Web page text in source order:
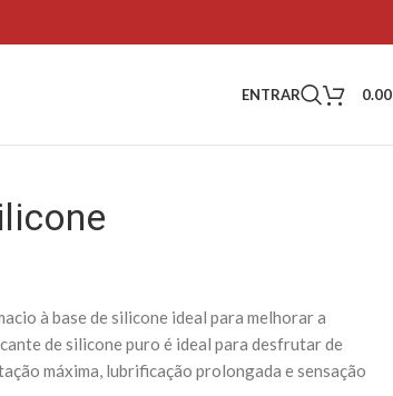
ENTRAR
à base de silicone ideal para melhorar a
de silicone puro é ideal para desfrutar de
máxima, lubrificação prolongada e sensação